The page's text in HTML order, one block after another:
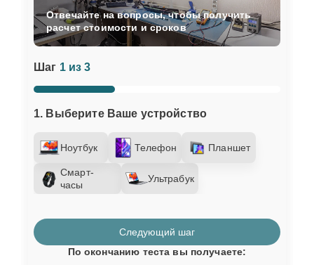
Шаг 1 из 3
1. Выберите Ваше устройство
Ноутбук Телефон Планшет
Смарт-
часы
Ультрабук
Отвечайте на вопросы, чтобы получить
расчет стоимости и сроков
Следующий шаг
По окончанию теста вы получаете: